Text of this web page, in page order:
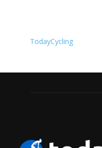
TodayCycling